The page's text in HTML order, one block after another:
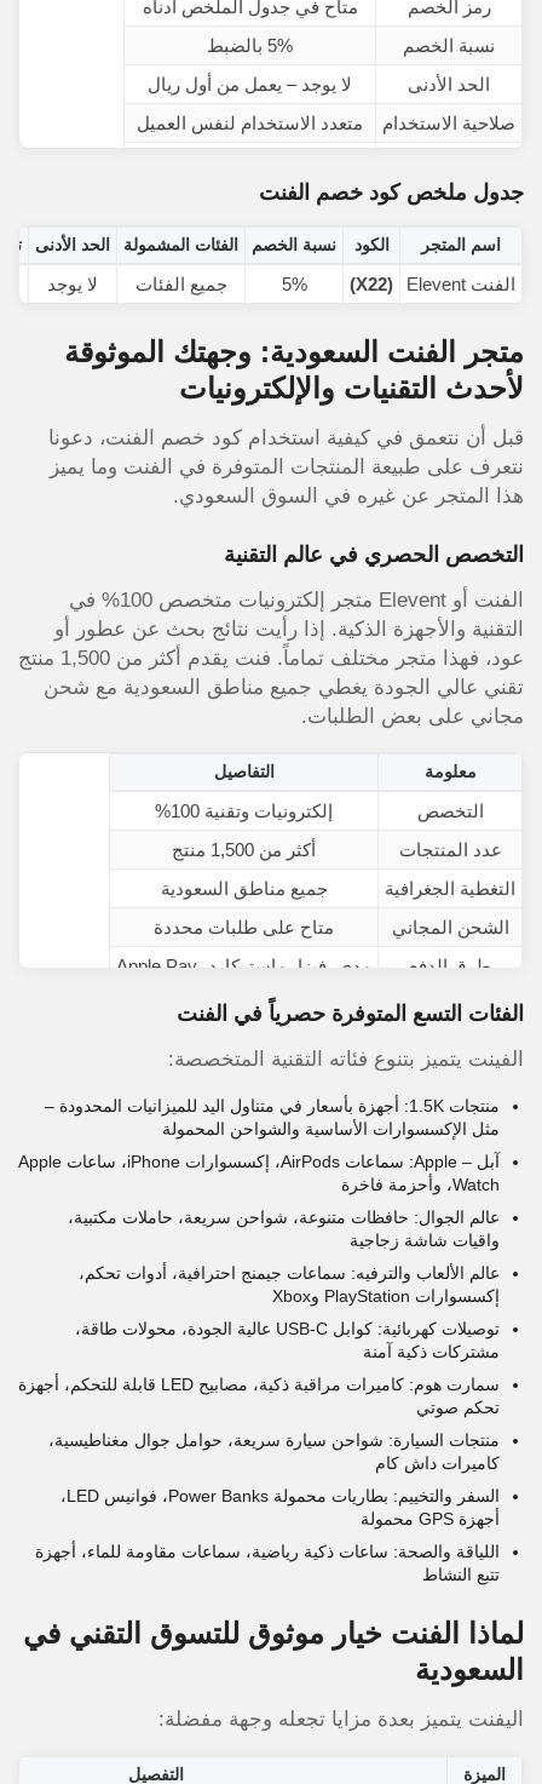
رمز الخصم
متاح في جدول الملخص أدناه
نسبة الخصم
5% بالضبط
الحد الأدنى
لا يوجد – يعمل من أول ريال
صلاحية الاستخدام
متعدد الاستخدام لنفس العميل
جدول ملخص كود خصم الفنت
اسم المتجر الكود نسبة الخصم الفئات المشمولة الحد الأدنى
الفنت Elevent (X22)
5% جميع الفئات لا يوجد
متجر الفنت السعودية: وجهتك الموثوقة
لأحدث التقنيات والإلكترونيات
قبل أن نتعمق في كيفية استخدام كود خصم الفنت، دعونا
نتعرف على طبيعة المنتجات المتوفرة في الفنت وما يميز
هذا المتجر عن غيره في السوق السعودي.
التخصص الحصري في عالم التقنية
الفنت أو Elevent متجر إلكترونيات متخصص 100% في
التقنية والأجهزة الذكية. إذا رأيت نتائج بحث عن عطور أو
عود، فهذا متجر مختلف تماماً. فنت يقدم أكثر من 1,500 منتج
تقني عالي الجودة يغطي جميع مناطق السعودية مع شحن
مجاني على بعض الطلبات.
معلومة التفاصيل
التخصص
إلكترونيات وتقنية 100%
عدد المنتجات
أكثر من 1,500 منتج
التغطية الجغرافية
جميع مناطق السعودية
الشحن المجاني
متاح على طلبات محددة
طرق الدفع
مدى، فيزا، ماستركارد، Apple Pay
الفئات التسع المتوفرة حصرياً في الفنت
الفينت يتميز بتنوع فئاته التقنية المتخصصة:
منتجات 1.5K: أجهزة بأسعار في متناول اليد للميزانيات المحدودة –
مثل الإكسسوارات الأساسية والشواحن المحمولة
آبل – Apple: سماعات AirPods، إكسسوارات iPhone، ساعات Apple
Watch، وأحزمة فاخرة
عالم الجوال: حافظات متنوعة، شواحن سريعة، حاملات مكتبية،
واقيات شاشة زجاجية
عالم الألعاب والترفيه: سماعات جيمنج احترافية، أدوات تحكم،
إكسسوارات PlayStation وXbox
توصيلات كهربائية: كوابل USB-C عالية الجودة، محولات طاقة،
مشتركات ذكية آمنة
سمارت هوم: كاميرات مراقبة ذكية، مصابيح LED قابلة للتحكم، أجهزة
تحكم صوتي
منتجات السيارة: شواحن سيارة سريعة، حوامل جوال مغناطيسية،
كاميرات داش كام
السفر والتخييم: بطاريات محمولة Power Banks، فوانيس LED،
أجهزة GPS محمولة
اللياقة والصحة: ساعات ذكية رياضية، سماعات مقاومة للماء، أجهزة
تتبع النشاط
لماذا الفنت خيار موثوق للتسوق التقني في
السعودية
اليفنت يتميز بعدة مزايا تجعله وجهة مفضلة:
الميزة التفصيل